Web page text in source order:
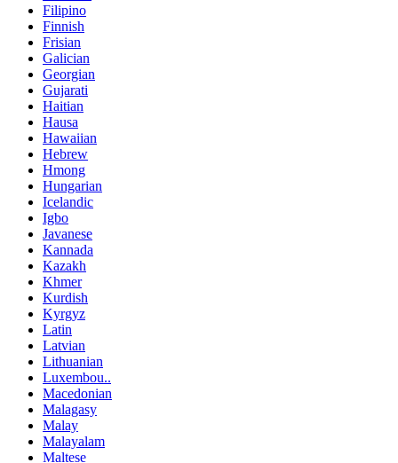
Filipino
Finnish
Frisian
Galician
Georgian
Gujarati
Haitian
Hausa
Hawaiian
Hebrew
Hmong
Hungarian
Icelandic
Igbo
Javanese
Kannada
Kazakh
Khmer
Kurdish
Kyrgyz
Latin
Latvian
Lithuanian
Luxembou..
Macedonian
Malagasy
Malay
Malayalam
Maltese